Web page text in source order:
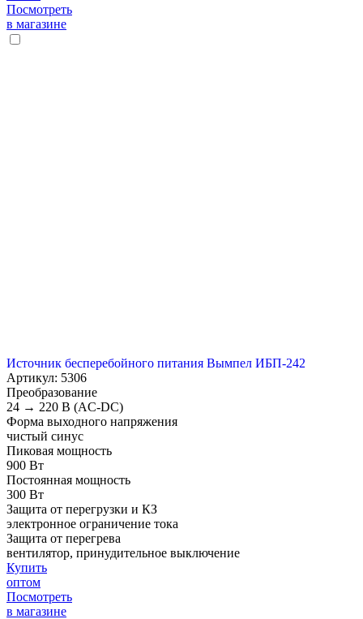
Посмотреть
в магазине
Источник бесперебойного питания Вымпел ИБП-242
Артикул: 5306
Преобразование
24 → 220 В (AC-DC)
Форма выходного напряжения
чистый синус
Пиковая мощность
900 Вт
Постоянная мощность
300 Вт
Защита от перегрузки и КЗ
электронное ограничение тока
Защита от перегрева
вентилятор, принудительное выключение
Купить
оптом
Посмотреть
в магазине